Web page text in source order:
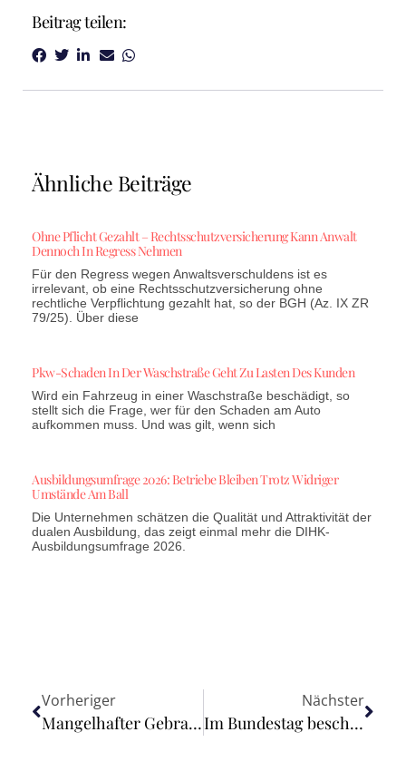
Beitrag teilen:
Ähnliche Beiträge
Ohne Pflicht Gezahlt – Rechtsschutzversicherung Kann Anwalt
Dennoch In Regress Nehmen
Für den Regress wegen Anwaltsverschuldens ist es
irrelevant, ob eine Rechtsschutzversicherung ohne
rechtliche Verpflichtung gezahlt hat, so der BGH (Az. IX ZR
79/25). Über diese
Pkw-Schaden In Der Waschstraße Geht Zu Lasten Des Kunden
Wird ein Fahrzeug in einer Waschstraße beschädigt, so
stellt sich die Frage, wer für den Schaden am Auto
aufkommen muss. Und was gilt, wenn sich
Ausbildungsumfrage 2026: Betriebe Bleiben Trotz Widriger
Umstände Am Ball
Die Unternehmen schätzen die Qualität und Attraktivität der
dualen Ausbildung, das zeigt einmal mehr die DIHK-
Ausbildungsumfrage 2026.
Vorheriger
Mangelhafter Gebrauchtwagen – erst prüfen lassen, dann zurücktreten
Nächster
Im Bundestag beschlossen: Innovationen durch KI fördern